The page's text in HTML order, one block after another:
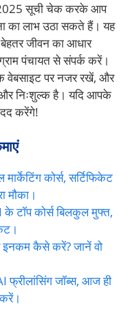
2025 सूची चेक करके आप
का लाभ उठा सकते हैं। यह
जीवन का आधार
पंचायत से संपर्क करें।
वेबसाइट पर नजर रखें, और
और निःशुल्क है। यदि आपके
करेंगे!
कोर्स, सर्टिफिकेट
मौका।
टॉप कोर्स बिलकुल मुफ्त,
कैसे करें? जानें वो
जॉब्स, आज ही